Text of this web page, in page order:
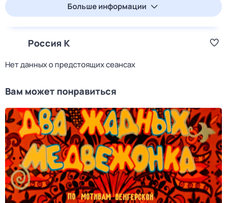
Больше информации
Россия К
Нет данных о предстоящих сеансах
Вам может понравиться